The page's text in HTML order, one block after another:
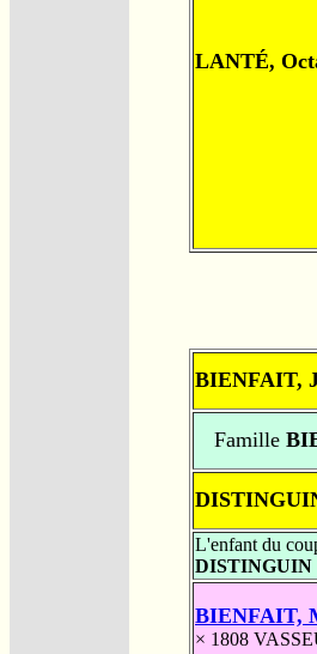
LANTÉ,
BIENFAIT,
Famille
L'enfant du
DISTINGUIN
BIENFAIT,
× 1808